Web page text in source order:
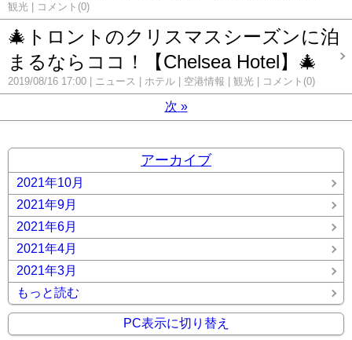
観光
コメント(0)
🎄トロントのクリスマスシーズンに泊
まるならココ！【Chelsea Hotel】🎄
2019/08/16 17:00 ニュース ホテル 空港情報 観光 コメント(0)
次 »
アーカイブ
2021年10月
2021年9月
2021年6月
2021年4月
2021年3月
もっと読む
PC表示に切り替え